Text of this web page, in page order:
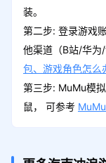
装。
第二步: 登录游戏
他渠道（B站/华
包、游戏角色怎么
第三步: MuMu模
鼠， 可参考